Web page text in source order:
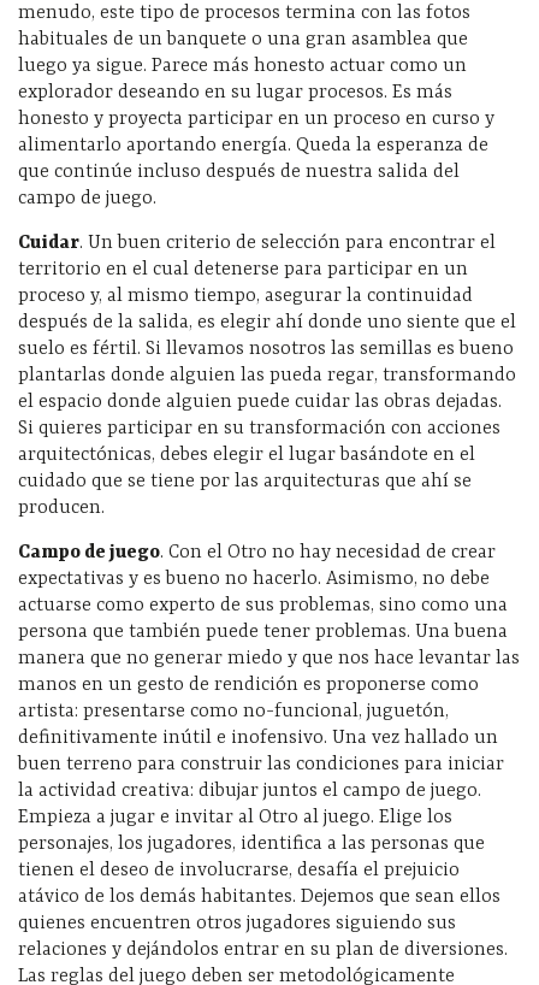
menudo, este tipo de procesos termina con las fotos
habituales de un banquete o una gran asamblea que
luego ya sigue. Parece más honesto actuar como un
explorador deseando en su lugar procesos. Es más
honesto y proyecta participar en un proceso en curso y
alimentarlo aportando energía. Queda la esperanza de
que continúe incluso después de nuestra salida del
campo de juego.
Cuidar. Un buen criterio de selección para encontrar el
territorio en el cual detenerse para participar en un
proceso y, al mismo tiempo, asegurar la continuidad
después de la salida, es elegir ahí donde uno siente que el
suelo es fértil. Si llevamos nosotros las semillas es bueno
plantarlas donde alguien las pueda regar, transformando
el espacio donde alguien puede cuidar las obras dejadas.
Si quieres participar en su transformación con acciones
arquitectónicas, debes elegir el lugar basándote en el
cuidado que se tiene por las arquitecturas que ahí se
producen.
Campo de juego. Con el Otro no hay necesidad de crear
expectativas y es bueno no hacerlo. Asimismo, no debe
actuarse como experto de sus problemas, sino como una
persona que también puede tener problemas. Una buena
manera que no generar miedo y que nos hace levantar las
manos en un gesto de rendición es proponerse como
artista: presentarse como no-funcional, juguetón,
definitivamente inútil e inofensivo. Una vez hallado un
buen terreno para construir las condiciones para iniciar
la actividad creativa: dibujar juntos el campo de juego.
Empieza a jugar e invitar al Otro al juego. Elige los
personajes, los jugadores, identifica a las personas que
tienen el deseo de involucrarse, desafía el prejuicio
atávico de los demás habitantes. Dejemos que sean ellos
quienes encuentren otros jugadores siguiendo sus
relaciones y dejándolos entrar en su plan de diversiones.
Las reglas del juego deben ser metodológicamente